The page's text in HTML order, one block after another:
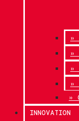
»
»
»
»
»
INNOVATION